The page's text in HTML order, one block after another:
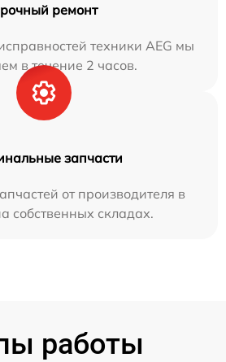
ремонт
техники AEG мы
в течение 2 часов.
запчасти
от производителя в
собственных складах.
работы